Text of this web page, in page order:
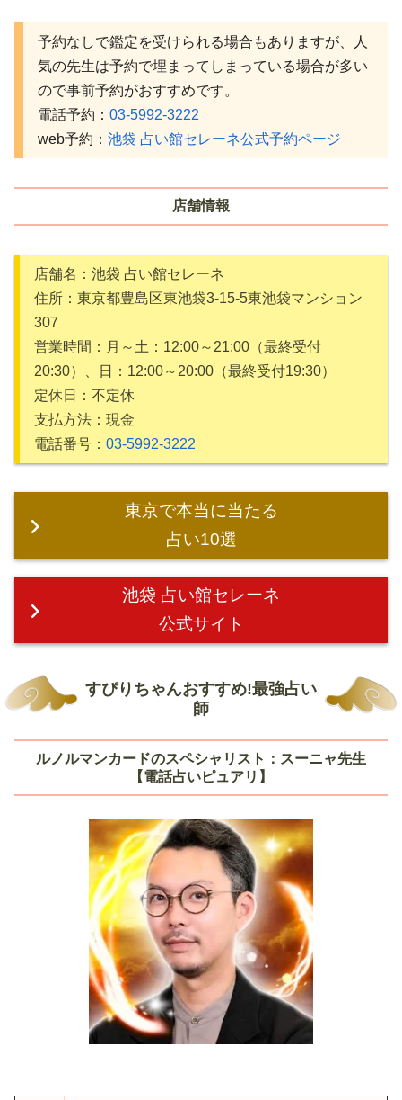
予約なしで鑑定を受けられる場合もありますが、人
気の先生は予約で埋まってしまっている場合が多い
ので事前予約がおすすめです。
電話予約： 03-5992-3222
web予約： 池袋 占い館セレーネ公式予約ページ
店舗情報
店舗名：池袋 占い館セレーネ
住所：東京都豊島区東池袋3-15-5東池袋マンション
307
営業時間：月～土：12:00～21:00（最終受付
20:30）、日：12:00～20:00（最終受付19:30）
定休日：不定休
支払方法：現金
電話番号： 03-5992-3222
東京で本当に当たる
占い10選
池袋 占い館セレーネ
公式サイト
すぴりちゃんおすすめ!最強占い
師
ルノルマンカードのスペシャリスト：スーニャ先生
【電話占いピュアリ】